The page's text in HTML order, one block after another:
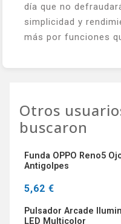
día que no
simplicidad y
más por funciones
Otros
buscaron
Funda OPPO Reno5
Antigolpes
5,62 €
Pulsador Arcade
LED Multicolor